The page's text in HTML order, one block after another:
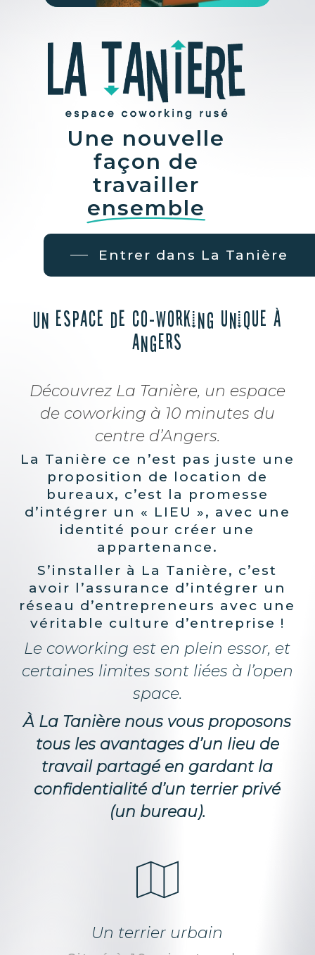
Une nouvelle
façon de
travailler
ensemble
Entrer dans La Tanière
Un espace de co-working unique à
Angers
Découvrez La Tanière, un espace
de coworking à 10 minutes du
centre d’Angers.
La Tanière ce n’est pas juste une
proposition de location de
bureaux, c’est la promesse
d’intégrer un « LIEU », avec une
identité pour créer une
appartenance.
S’installer à La Tanière, c’est
avoir l’assurance d’intégrer un
réseau d’entrepreneurs avec une
véritable culture d’entreprise !
Le coworking est en plein essor, et
certaines limites sont liées à l’open
space.
À La Tanière nous vous proposons
tous les avantages d’un lieu de
travail partagé en gardant la
confidentialité d’un terrier privé
(un bureau).
Un terrier urbain